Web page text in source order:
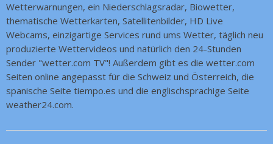
TIPP
Alles für die perfekte
Heckenpflege
Wetterwarnungen, ein Niederschlagsradar, Biowetter,
thematische Wetterkarten, Satellitenbilder, HD Live
Webcams, einzigartige Services rund ums Wetter, täglich neu
produzierte Wettervideos und natürlich den 24-Stunden
Sender "wetter.com TV"! Außerdem gibt es die wetter.com
Seiten online angepasst für die Schweiz und Österreich, die
spanische Seite tiempo.es und die englischsprachige Seite
weather24.com.